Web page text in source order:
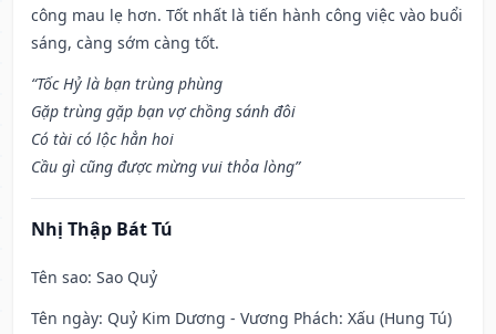
công mau lẹ hơn. Tốt nhất là tiến hành công việc vào buổi
sáng, càng sớm càng tốt.
“Tốc Hỷ là bạn trùng phùng
Gặp trùng gặp bạn vợ chồng sánh đôi
Có tài có lộc hẳn hoi
Cầu gì cũng được mừng vui thỏa lòng”
Nhị Thập Bát Tú
Tên sao: Sao Quỷ
Tên ngày: Quỷ Kim Dương - Vương Phách: Xấu (Hung Tú)